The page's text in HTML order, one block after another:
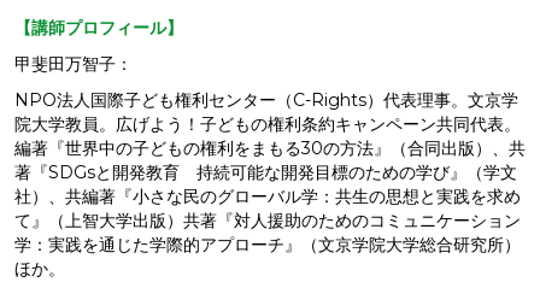
【講師プロフィール】
甲斐田万智子：
NPO法人国際子ども権利センター（C-Rights）代表理事。文京学
院大学教員。広げよう！子どもの権利条約キャンペーン共同代表。
編著『世界中の子どもの権利をまもる30の方法』（合同出版）、共
著『SDGsと開発教育 持続可能な開発目標のための学び』（学文
社）、共編著『小さな民のグローバル学：共生の思想と実践を求め
て』（上智大学出版）共著『対人援助のためのコミュニケーション
学：実践を通じた学際的アプローチ』（文京学院大学総合研究所）
ほか。